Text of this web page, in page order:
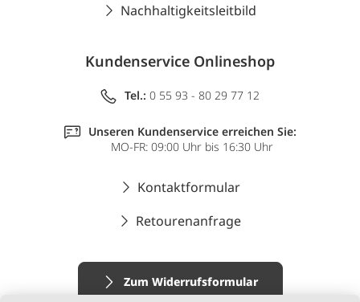
Nachhaltigkeitsleitbild
Kundenservice Onlineshop
Tel.: 0 55 93 - 80 29 77 12
Unseren Kundenservice erreichen Sie:
MO-FR: 09:00 Uhr bis 16:30 Uhr
Kontaktformular
Retourenanfrage
Zum Widerrufsformular